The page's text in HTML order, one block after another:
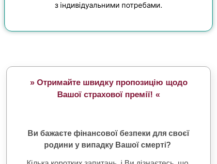
з індивідуальними потребами.
» Отримайте швидку пропозицію щодо
Вашої страхової премії! «
Ви бажаєте фінансової безпеки для своєї
родини у випадку Вашої смерті?